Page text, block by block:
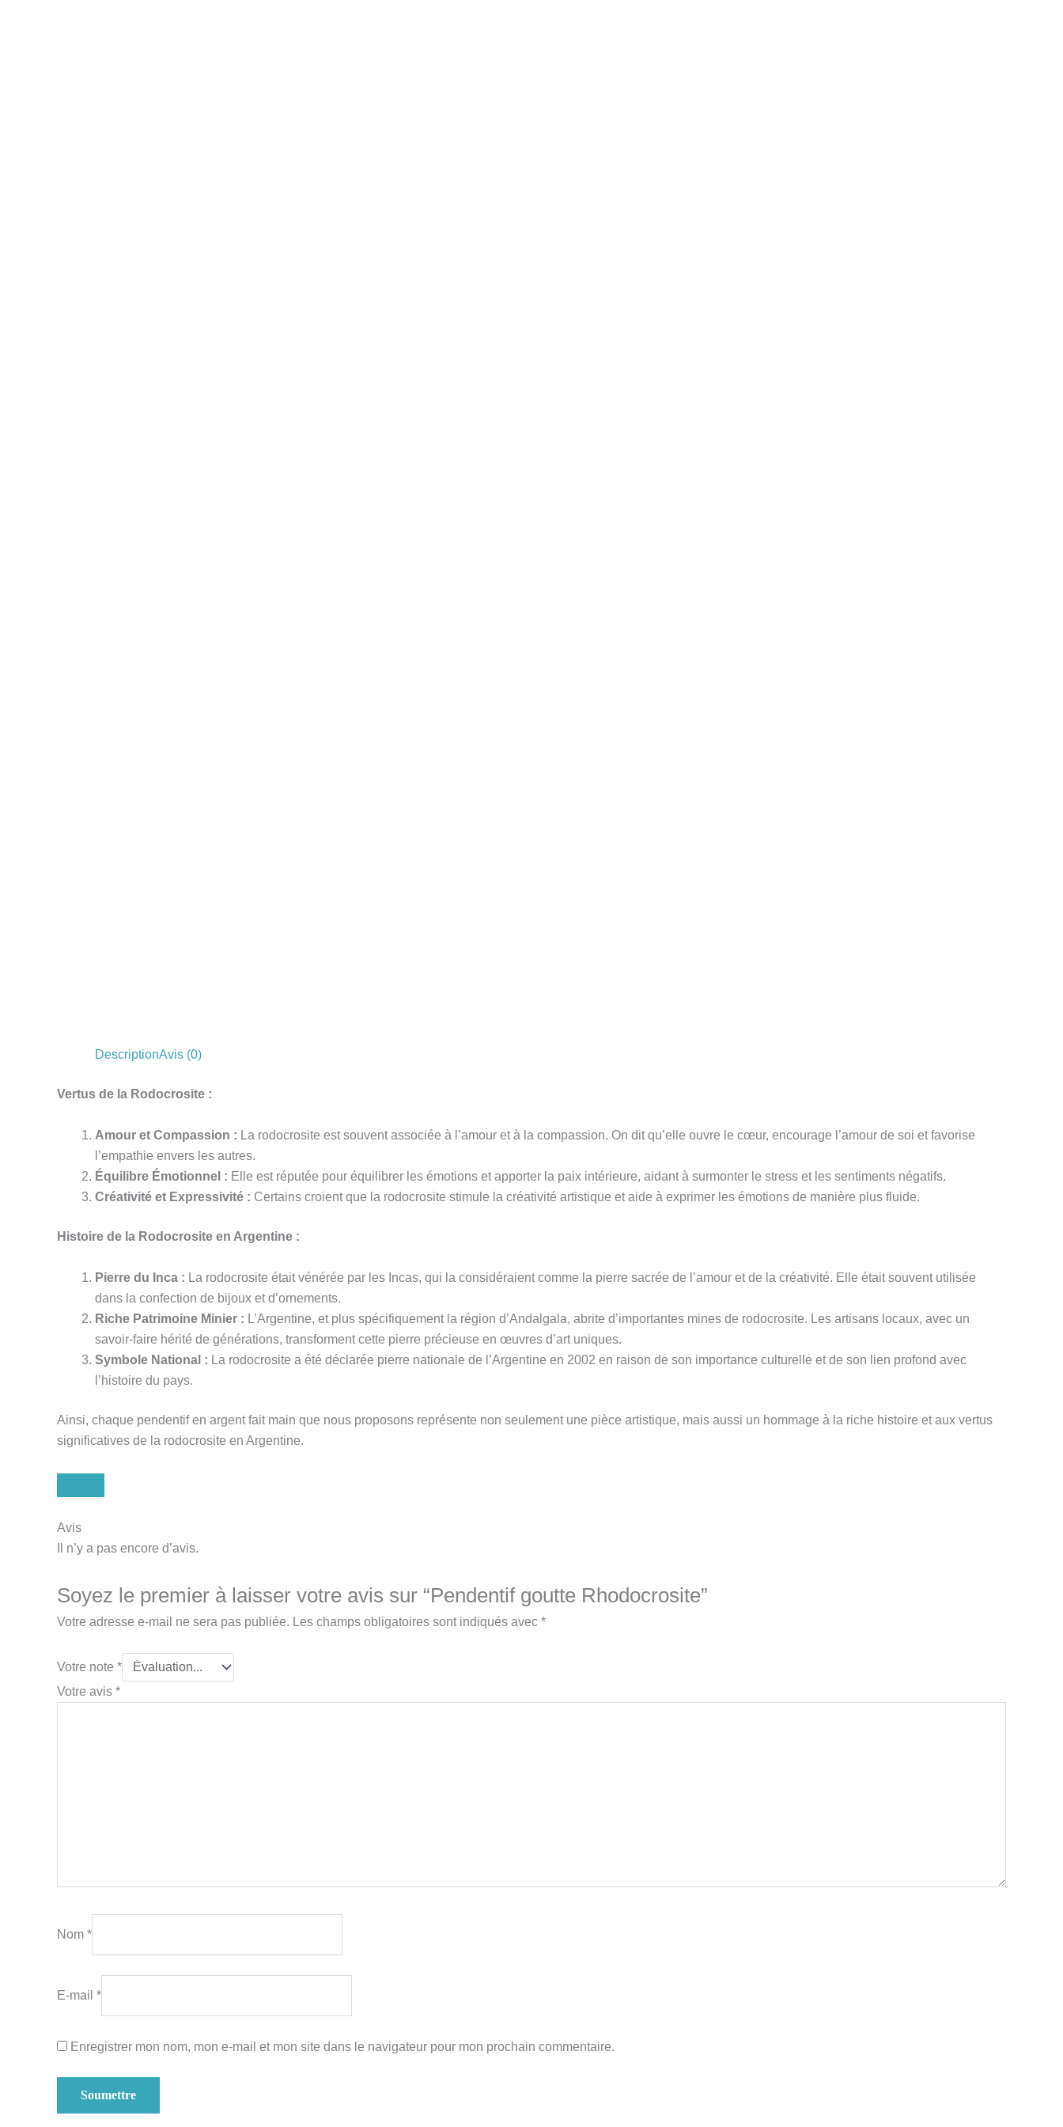
DescriptionAvis (0)
Vertus de la Rodocrosite :
Amour et Compassion : La rodocrosite est souvent associée à l’amour et à la compassion. On dit qu’elle ouvre le cœur, encourage l’amour de soi et favorise
l’empathie envers les autres.
Équilibre Émotionnel : Elle est réputée pour équilibrer les émotions et apporter la paix intérieure, aidant à surmonter le stress et les sentiments négatifs.
Créativité et Expressivité : Certains croient que la rodocrosite stimule la créativité artistique et aide à exprimer les émotions de manière plus fluide.
Histoire de la Rodocrosite en Argentine :
Pierre du Inca : La rodocrosite était vénérée par les Incas, qui la considéraient comme la pierre sacrée de l’amour et de la créativité. Elle était souvent utilisée
dans la confection de bijoux et d’ornements.
Riche Patrimoine Minier : L’Argentine, et plus spécifiquement la région d’Andalgala, abrite d’importantes mines de rodocrosite. Les artisans locaux, avec un
savoir-faire hérité de générations, transforment cette pierre précieuse en œuvres d’art uniques.
Symbole National : La rodocrosite a été déclarée pierre nationale de l’Argentine en 2002 en raison de son importance culturelle et de son lien profond avec
l’histoire du pays.
Ainsi, chaque pendentif en argent fait main que nous proposons représente non seulement une pièce artistique, mais aussi un hommage à la riche histoire et aux vertus
significatives de la rodocrosite en Argentine.
Avis
Il n’y a pas encore d’avis.
Soyez le premier à laisser votre avis sur “Pendentif goutte Rhodocrosite”
Votre adresse e-mail ne sera pas publiée. Les champs obligatoires sont indiqués avec *
Votre note *
Votre avis *
Nom *
E-mail *
Enregistrer mon nom, mon e-mail et mon site dans le navigateur pour mon prochain commentaire.